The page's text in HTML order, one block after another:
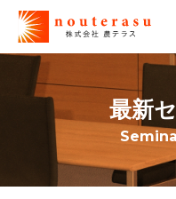
最新